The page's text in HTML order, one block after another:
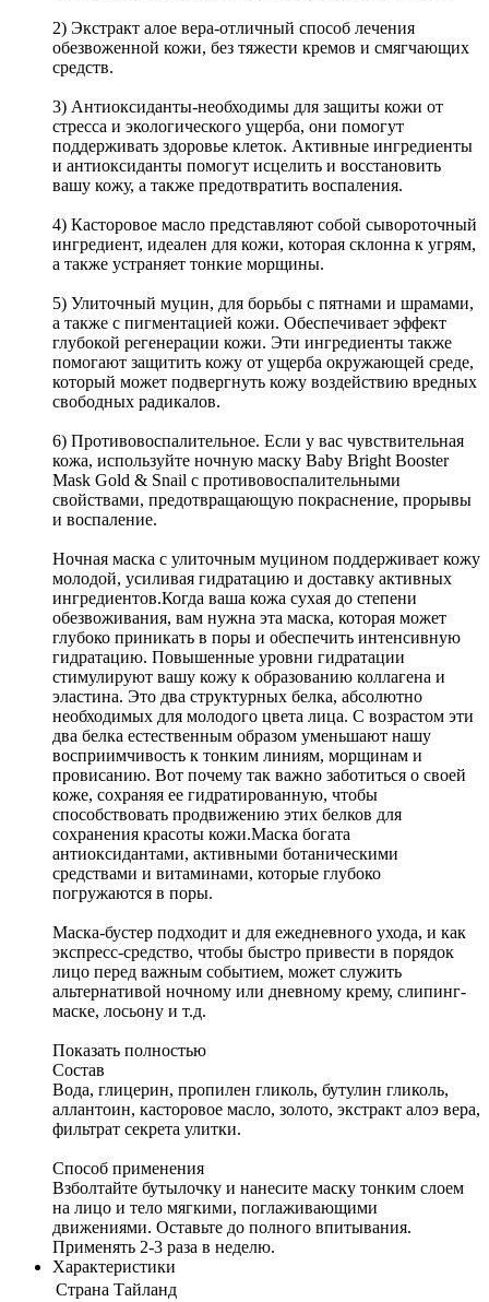
2) Экстракт алое вера-отличный способ лечения
обезвоженной кожи, без тяжести кремов и смягчающих
средств.
3) Антиоксиданты-необходимы для защиты кожи от
стресса и экологического ущерба, они помогут
поддерживать здоровье клеток. Активные ингредиенты
и антиоксиданты помогут исцелить и восстановить
вашу кожу, а также предотвратить воспаления.
4) Касторовое масло представляют собой сывороточный
ингредиент, идеален для кожи, которая склонна к угрям,
а также устраняет тонкие морщины.
5) Улиточный муцин, для борьбы с пятнами и шрамами,
а также с пигментацией кожи. Обеспечивает эффект
глубокой регенерации кожи. Эти ингредиенты также
помогают защитить кожу от ущерба окружающей среде,
который может подвергнуть кожу воздействию вредных
свободных радикалов.
6) Противовоспалительное. Если у вас чувствительная
кожа, используйте ночную маску Baby Bright Booster
Mask Gold & Snail с противовоспалительными
свойствами, предотвращающую покраснение, прорывы
и воспаление.
Ночная маска с улиточным муцином поддерживает кожу
молодой, усиливая гидратацию и доставку активных
ингредиентов.Когда ваша кожа сухая до степени
обезвоживания, вам нужна эта маска, которая может
глубоко приникать в поры и обеспечить интенсивную
гидратацию. Повышенные уровни гидратации
стимулируют вашу кожу к образованию коллагена и
эластина. Это два структурных белка, абсолютно
необходимых для молодого цвета лица. С возрастом эти
два белка естественным образом уменьшают нашу
восприимчивость к тонким линиям, морщинам и
провисанию. Вот почему так важно заботиться о своей
коже, сохраняя ее гидратированную, чтобы
способствовать продвижению этих белков для
сохранения красоты кожи.Маска богата
антиоксидантами, активными ботаническими
средствами и витаминами, которые глубоко
погружаются в поры.
Маска-бустер подходит и для ежедневного ухода, и как
экспресс-средство, чтобы быстро привести в порядок
лицо перед важным событием, может служить
альтернативой ночному или дневному крему, слипинг-
маске, лосьону и т.д.
Показать полностью
Состав
Вода, глицерин, пропилен гликоль, бутулин гликоль,
аллантоин, касторовое масло, золото, экстракт алоэ вера,
фильтрат секрета улитки.
Способ применения
Взболтайте бутылочку и нанесите маску тонким слоем
на лицо и тело мягкими, поглаживающими
движениями. Оставьте до полного впитывания.
Применять 2-3 раза в неделю.
Характеристики
Cтрана Тайланд